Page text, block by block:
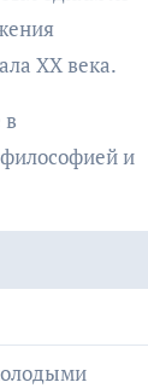
XX века.
и